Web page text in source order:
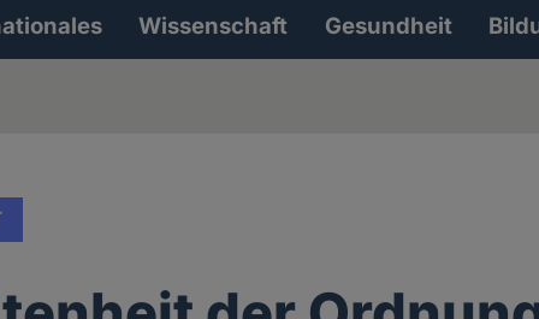
Wissenschaft Gesundheit